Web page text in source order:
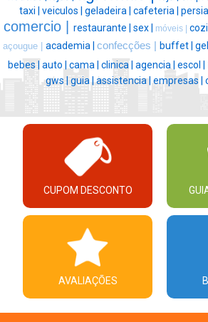
taxi | veiculos | geladeira | cafeteria |
comercio | restaurante | sex | móveis |
açougue | academia | confecções | buffet |
bebes | auto | cama | clinica | agencia | escol |
gws | guia |assistencia |empresas |
CUPOM DESCONTO
AVALIAÇÕES